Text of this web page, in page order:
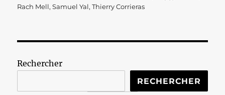
Rach Mell,Samuel Yal,Thierry Corrieras
Rechercher
RECHERCHER